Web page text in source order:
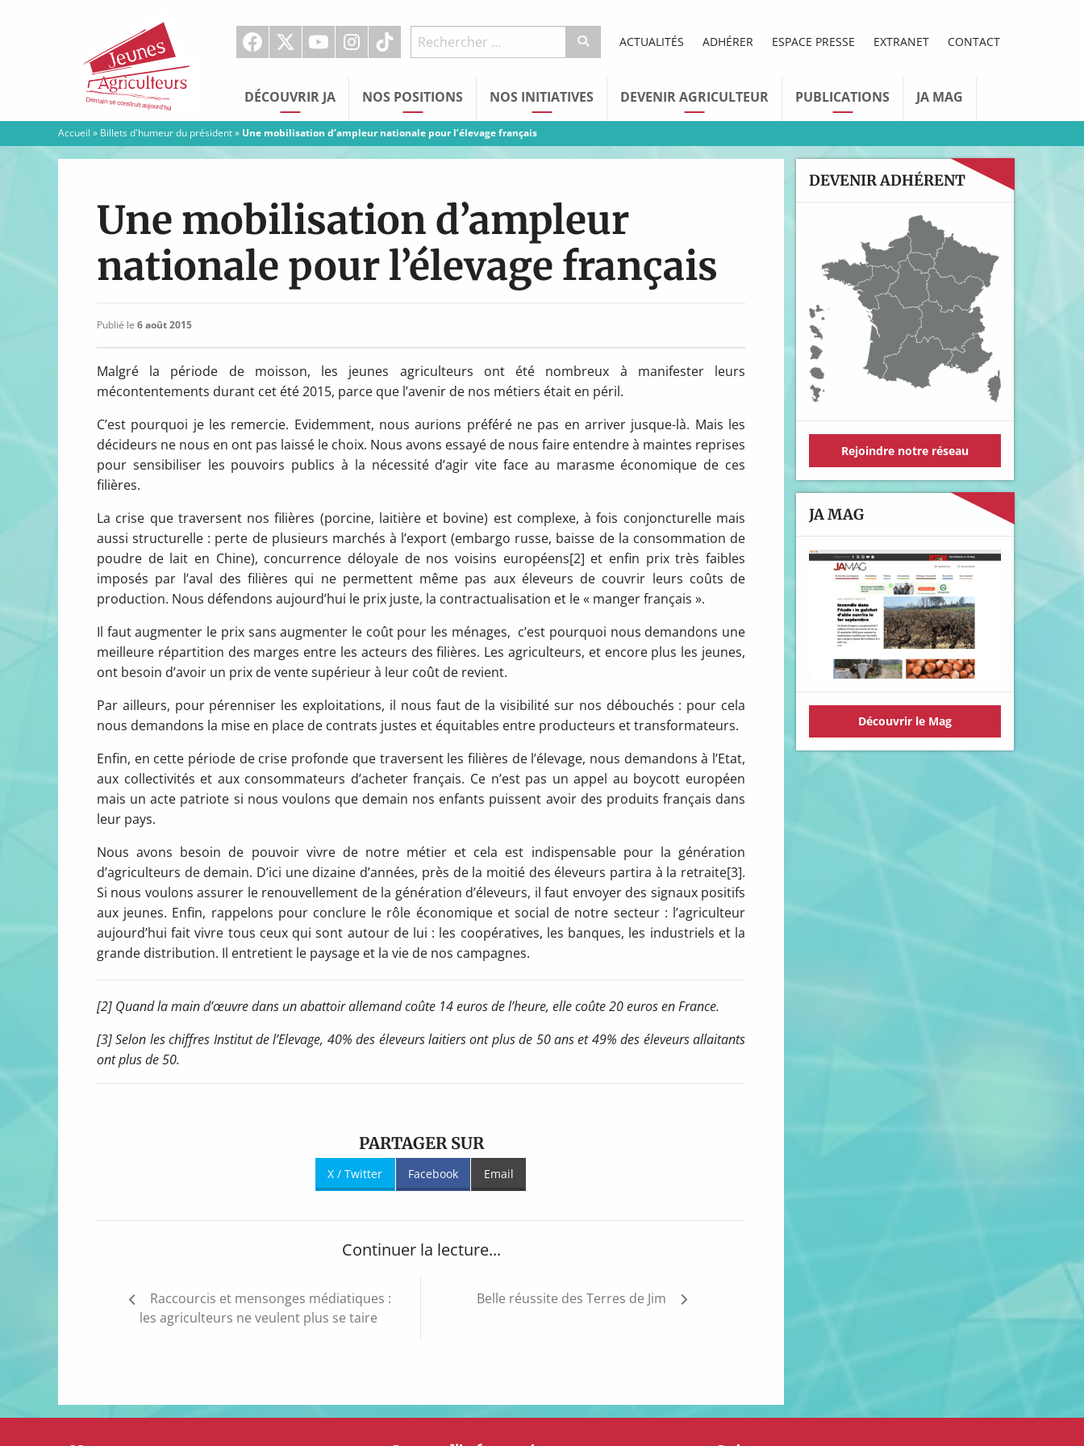
Agriculteurs
ACTUALITÉS ADHÉRER ESPACE PRESSE EXTRANET CONTACT
DÉCOUVRIR JA NOS POSITIONS NOS INITIATIVES DEVENIR AGRICULTEUR PUBLICATIONS JA MAG
Accueil » Billets d'humeur du président» Une mobilisation d’ampleur nationale pour l’élevage français
Une mobilisation d’ampleur
nationale pour l’élevage français
Publié le 6 août 2015
Malgré la période de moisson, les jeunes agriculteurs ont été nombreux à manifester leurs
mécontentements durant cet été 2015, parce que l’avenir de nos métiers était en péril.
C’est pourquoi je les remercie. Evidemment, nous aurions préféré ne pas en arriver jusque-là. Mais les
décideurs ne nous en ont pas laissé le choix. Nous avons essayé de nous faire entendre à maintes reprises
pour sensibiliser les pouvoirs publics à la nécessité d’agir vite face au marasme économique de ces
filières.
La crise que traversent nos filières (porcine, laitière et bovine) est complexe, à fois conjoncturelle mais
aussi structurelle : perte de plusieurs marchés à l’export (embargo russe, baisse de la consommation de
poudre de lait en Chine), concurrence déloyale de nos voisins européens[2] et enfin prix très faibles
imposés par l’aval des filières qui ne permettent même pas aux éleveurs de couvrir leurs coûts de
production. Nous défendons aujourd’hui le prix juste, la contractualisation et le « manger français ».
Il faut augmenter le prix sans augmenter le coût pour les ménages, c’est pourquoi nous demandons une
meilleure répartition des marges entre les acteurs des filières. Les agriculteurs, et encore plus les jeunes,
ont besoin d’avoir un prix de vente supérieur à leur coût de revient.
Par ailleurs, pour pérenniser les exploitations, il nous faut de la visibilité sur nos débouchés : pour cela
nous demandons la mise en place de contrats justes et équitables entre producteurs et transformateurs.
Enfin, en cette période de crise profonde que traversent les filières de l’élevage, nous demandons à l’Etat,
aux collectivités et aux consommateurs d’acheter français. Ce n’est pas un appel au boycott européen
mais un acte patriote si nous voulons que demain nos enfants puissent avoir des produits français dans
leur pays.
Nous avons besoin de pouvoir vivre de notre métier et cela est indispensable pour la génération
d’agriculteurs de demain. D’ici une dizaine d’années, près de la moitié des éleveurs partira à la retraite[3].
Si nous voulons assurer le renouvellement de la génération d’éleveurs, il faut envoyer des signaux positifs
aux jeunes. Enfin, rappelons pour conclure le rôle économique et social de notre secteur : l’agriculteur
aujourd’hui fait vivre tous ceux qui sont autour de lui : les coopératives, les banques, les industriels et la
grande distribution. Il entretient le paysage et la vie de nos campagnes.
[2] Quand la main d’œuvre dans un abattoir allemand coûte 14 euros de l’heure, elle coûte 20 euros en France.
[3] Selon les chiffres Institut de l’Elevage, 40% des éleveurs laitiers ont plus de 50 ans et 49% des éleveurs allaitants
ont plus de 50.
PARTAGER SUR
X / Twitter Facebook Email
Continuer la lecture...
Navigation
Raccourcis et mensonges médiatiques :
les agriculteurs ne veulent plus se taire
Belle réussite des Terres de Jim
DEVENIR ADHÉRENT
Rejoindre notre réseau
JA MAG
Découvrir le Mag